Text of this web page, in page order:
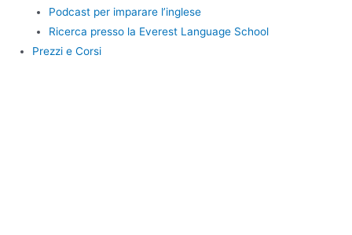
Podcast per imparare l’inglese
Ricerca presso la Everest Language School
Prezzi e Corsi